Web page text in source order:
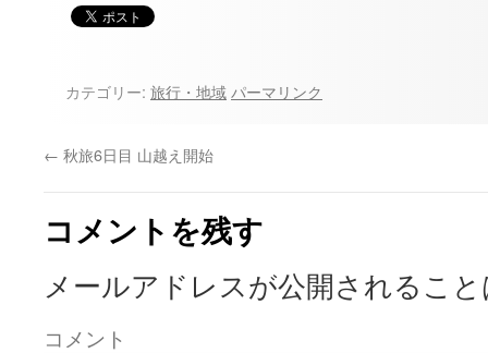
カテゴリー: 旅行・地域 パーマリンク
← 秋旅6日目 山越え開始
コメントを残す
メールアドレスが公開されるこ
コメント